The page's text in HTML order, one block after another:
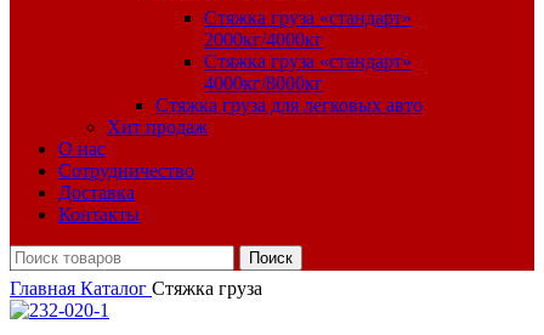
Стяжка груза «стандарт»
2000кг/4000кг
Стяжка груза «стандарт»
4000кг/8000кг
Стяжка груза для легковых авто
Хит продаж
О нас
Сотрудничество
Доставка
Контакты
Поиск
Главная Каталог Стяжка груза